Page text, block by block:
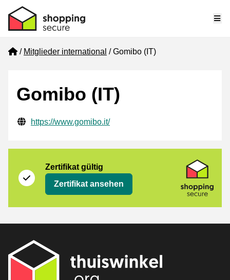
Home
Mitglieder international Gomibo (IT)
Gomibo (IT)
Geprüfte Kontaktinformationen
Website URL
https://www.gomibo.it/
Zertifikat gültig
Zertifikat ansehen